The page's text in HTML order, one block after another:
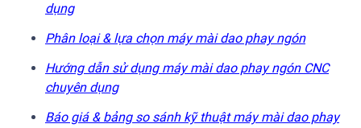
dụng
Phân loại & lựa chọn máy mài dao phay ngón
Hướng dẫn sử dụng máy mài dao phay ngón CNC
chuyên dụng
Báo giá & bảng so sánh kỹ thuật máy mài dao phay